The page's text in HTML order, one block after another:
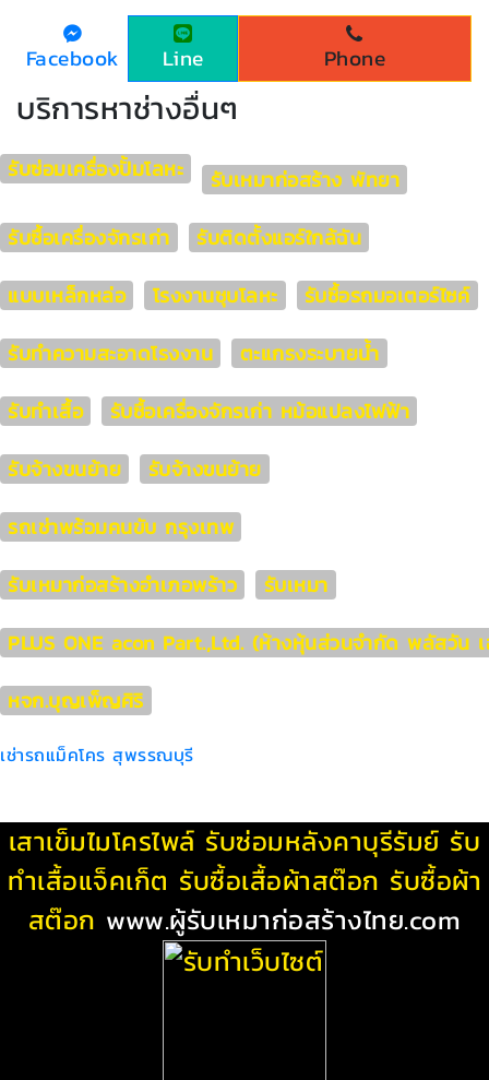
Facebook Line Phone
บริการหาช่างอื่นๆ
รับซ่อมเครื่องปั้มโลหะ
รับเหมาก่อสร้าง พัทยา
รับซื้อเครื่องจักรเก่า
รับติดตั้งแอร์ใกล้ฉัน
แบบเหล็กหล่อ
โรงงานชุบโลหะ
รับซื้อรถมอเตอร์ไซค์
รับทำความสะอาดโรงงาน
ตะแกรงระบายน้ำ
รับทำเสื้อ
รับซื้อเครื่องจักรเก่า หม้อแปลงไฟฟ้า
รับจ้างขนย้าย
รับจ้างขนย้าย
รถเช่าพร้อมคนขับ กรุงเทพ
รับเหมาก่อสร้างอำเภอพร้าว
รับเหมา
PLUS ONE acon Part.,Ltd. (ห้างหุ้นส่วนจำกัด พลัสวัน
หจก.บุญเพ็ญศิริ
เช่ารถแม็คโคร สุพรรณบุรี
เสาเข็มไมโครไพล์ รับซ่อมหลังคาบุรีรัมย์ รับ
ทําเสื้อแจ็คเก็ต รับซื้อเสื้อผ้าสต๊อก รับซื้อผ้า
สต๊อก www.ผู้รับเหมาก่อสร้างไทย.com